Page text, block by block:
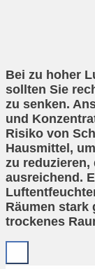
Bei zu hoher
sollten Sie
zu senken.
und
Risiko von
Hausmittel,
zu
ausreichend.
Räumen stark
trockenes